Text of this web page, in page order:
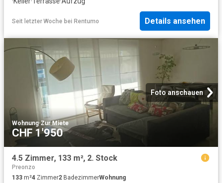
Seit letzter Woche bei Rentumo Details ansehen
Foto anschauen
Wohnung·Zur Miete
CHF 1'950
4.5 Zimmer, 133 m², 2. Stock
Preonzo
133 m²4 Zimmer2 BadezimmerWohnung